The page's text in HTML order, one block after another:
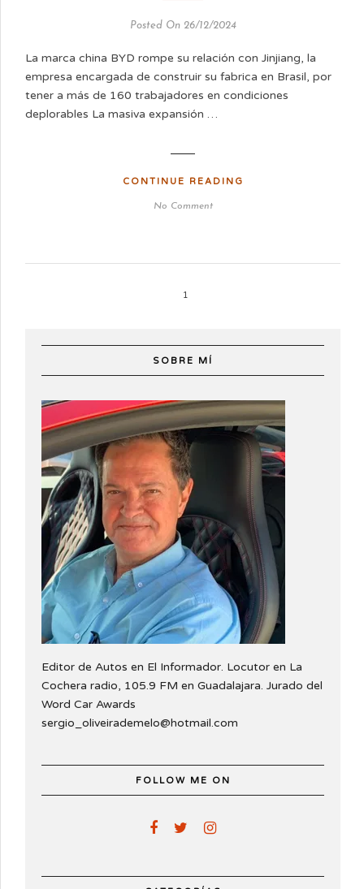
Posted On 26/12/2024
La marca china BYD rompe su relación con Jinjiang, la
empresa encargada de construir su fabrica en Brasil, por
tener a más de 160 trabajadores en condiciones
deplorables La masiva expansión …
CONTINUE READING
No Comment
1
SOBRE MÍ
Editor de Autos en El Informador. Locutor en La
Cochera radio, 105.9 FM en Guadalajara. Jurado del
Word Car Awards
sergio_oliveirademelo@hotmail.com
FOLLOW ME ON